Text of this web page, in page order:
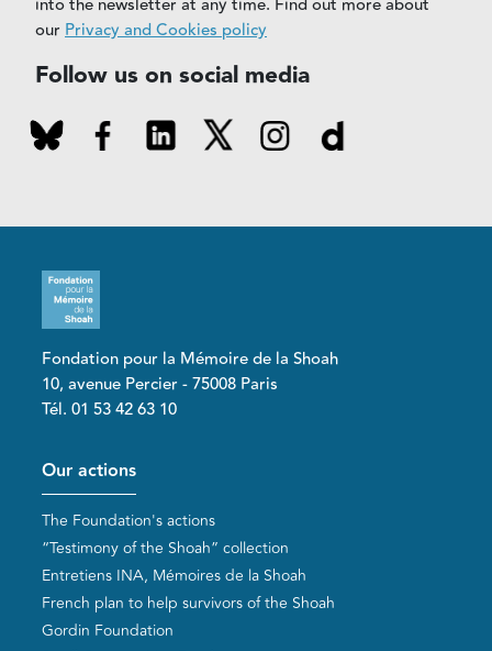
into the newsletter at any time. Find out more about
our Privacy and Cookies policy
Follow us on social media
Fondation pour la Mémoire de la Shoah
10, avenue Percier - 75008 Paris
Tél. 01 53 42 63 10
Pied de page
Our actions
The Foundation's actions
“Testimony of the Shoah” collection
Entretiens INA, Mémoires de la Shoah
French plan to help survivors of the Shoah
Gordin Foundation